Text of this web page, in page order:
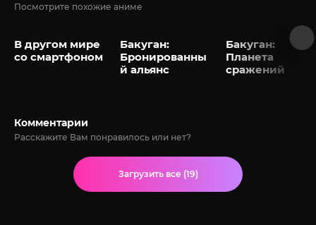
Посмотрите похожие аниме
В другом мире
со смартфоном
Бакуган:
Бронированны
й альянс
Бакуган:
Планета
сражений
Комментарии
Расскажите Вам понравилось или нет?
Загрузить все (19)